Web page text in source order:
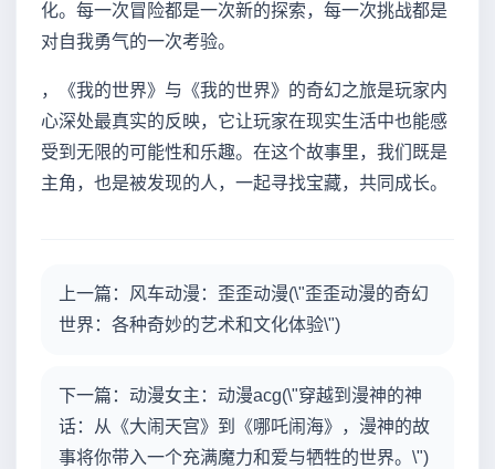
化。每一次冒险都是一次新的探索，每一次挑战都是
对自我勇气的一次考验。
，《我的世界》与《我的世界》的奇幻之旅是玩家内
心深处最真实的反映，它让玩家在现实生活中也能感
受到无限的可能性和乐趣。在这个故事里，我们既是
主角，也是被发现的人，一起寻找宝藏，共同成长。
上一篇：风车动漫：歪歪动漫(\"歪歪动漫的奇幻
世界：各种奇妙的艺术和文化体验\")
下一篇：动漫女主：动漫acg(\"穿越到漫神的神
话：从《大闹天宫》到《哪吒闹海》，漫神的故
事将你带入一个充满魔力和爱与牺牲的世界。\")